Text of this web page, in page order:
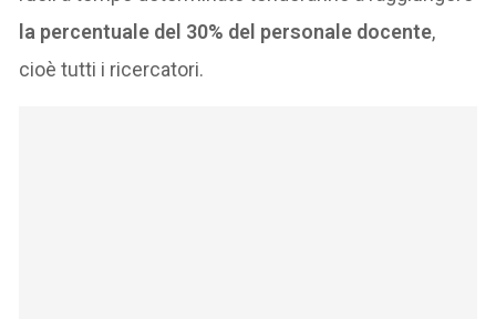
la percentuale del 30% del personale docente,
cioè tutti i ricercatori.